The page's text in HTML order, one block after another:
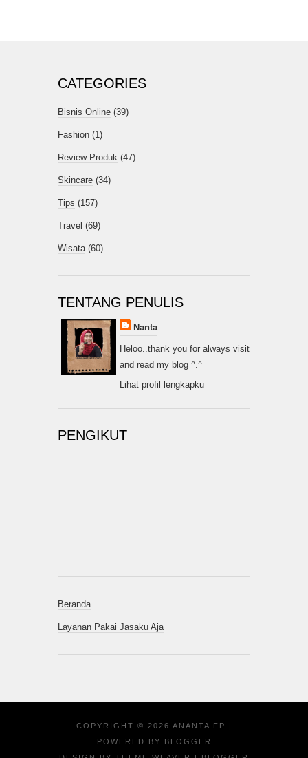
CATEGORIES
Bisnis Online (39)
Fashion (1)
Review Produk (47)
Skincare (34)
Tips (157)
Travel (69)
Wisata (60)
TENTANG PENULIS
Nanta
Heloo..thank you for always visit
and read my blog ^.^
Lihat profil lengkapku
PENGIKUT
Beranda
Layanan Pakai Jasaku Aja
COPYRIGHT © 2026 ANANTA FP
|
POWERED BY
BLOGGER